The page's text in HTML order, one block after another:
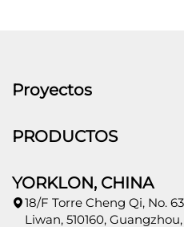
Proyectos
PRODUCTOS
YORKLON, CHINA
18/F Torre Cheng Qi, No.
Liwan, 510160,